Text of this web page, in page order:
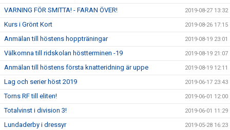
VARNING FÖR SMITTA! - FARAN ÖVER! 2019-08-27 13:32
Kurs i Grönt Kort 2019-08-26 17:15
Anmälan till höstens hoppträningar 2019-08-19 23:01
Välkomna till ridskolan höstterminen -19 2019-08-19 21:07
Anmälan till höstens första knatteridning är uppe 2019-08-19 12:11
Lag och serier höst 2019 2019-06-17 23:43
Torns RF till eliten! 2019-06-01 12:00
Totalvinst i division 3! 2019-06-01 11:29
Lundaderby i dressyr 2019-05-28 16:23